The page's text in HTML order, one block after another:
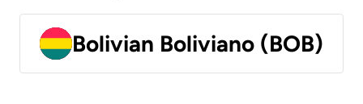
Bolivian Boliviano (BOB)